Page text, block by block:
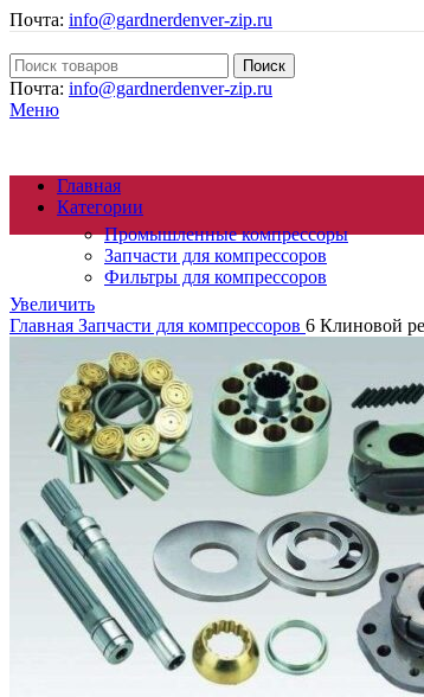
Почта: info@gardnerdenver-zip.ru
Поиск
Почта: info@gardnerdenver-zip.ru
Меню
Главная
Категории
Промышленные компрессоры
Запчасти для компрессоров
Фильтры для компрессоров
Осушители сжатого воздуха
Генераторы азота
Циклонные сепараторы
Магистральные фильтры
Компрессорное масло
Гидравлические фильтры
Разделение конденсата
О компании
Контакты
Увеличить
Главная Запчасти для компрессоров 6 Клиновой